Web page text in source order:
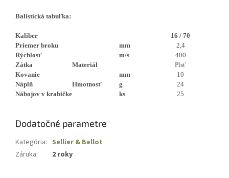
Balistická tabuľka:
Kaliber
16 / 70
Priemer broku
mm
2,4
Rýchlosť
m/s
400
Zátka
Materiál
Plsť
Kovanie
mm
10
Náplň
Hmotnosť g
24
Nábojov v krabičke
ks 25
Dodatočné parametre
Kategória: Sellier & Bellot
Záruka: 2 roky